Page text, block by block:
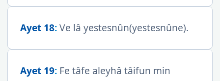
Ayet 18:Ve lâ yestesnûn(yestesnûne).
Ayet 19: Fe tâfe aleyhâ tâifun min